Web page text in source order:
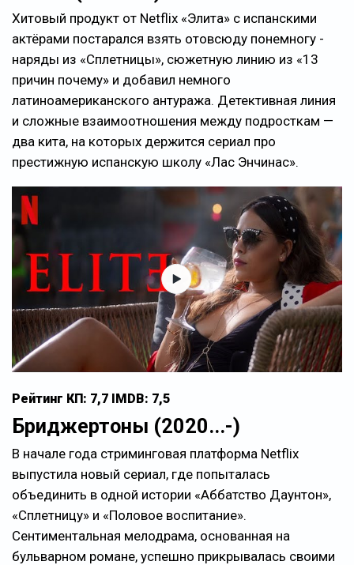
Хитовый продукт от Netflix «Элита» с испанскими
актёрами постарался взять отовсюду понемногу -
наряды из «Сплетницы», сюжетную линию из «13
причин почему» и добавил немного
латиноамериканского антуража. Детективная линия
и сложные взаимоотношения между подросткам —
два кита, на которых держится сериал про
престижную испанскую школу «Лас Энчинас».
Рейтинг КП: 7,7 IMDB: 7,5
Бриджертоны (2020...-)
В начале года стриминговая платформа Netflix
выпустила новый сериал, где попыталась
объединить в одной истории «Аббатство Даунтон»,
«Сплетницу» и «Половое воспитание».
Сентиментальная мелодрама, основанная на
бульварном романе, успешно прикрывалась своими